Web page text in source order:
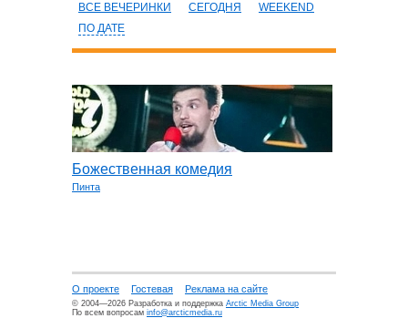
ВСЕ ВЕЧЕРИНКИ СЕГОДНЯ
WEEKEND
ПО ДАТЕ
Божественная комедия
Пинта
О проекте Гостевая Реклама на сайте
© 2004—2026 Разработка и поддержка Arctic Media Group
По всем вопросам info@arcticmedia.ru